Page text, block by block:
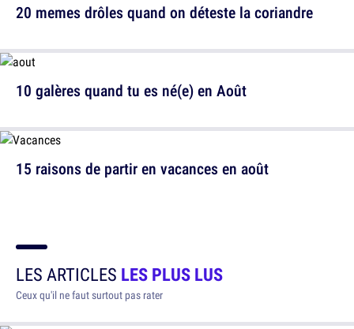
10 galères quand tu es né(e) en Août
20 memes drôles quand on déteste la coriandre
15 raisons de partir en vacances en août
LES ARTICLES LES PLUS LUS
Ceux qu'il ne faut surtout pas rater